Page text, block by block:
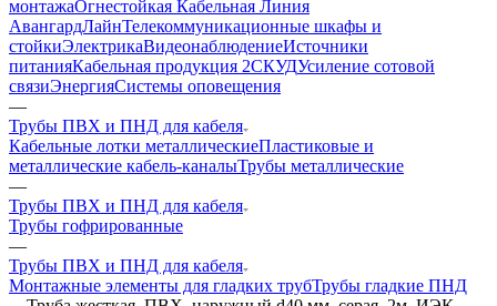
монтажаОгнестойкая Кабельная Линия
АвангардЛайнТелекоммуникационные шкафы и
стойкиЭлектрикаВидеонаблюдениеИсточники
питанияКабельная продукция 2СКУДУсиление сотовой
связиЭнергияСистемы оповещения
—
Трубы ПВХ и ПНД для кабеля
Кабельные лотки металлическиеПластиковые и
металлические кабель-каналыТрубы металлические
—
Трубы ПВХ и ПНД для кабеля
Трубы гофрированные
—
Трубы ПВХ и ПНД для кабеля
Монтажные элементы для гладких трубТрубы гладкие ПНД